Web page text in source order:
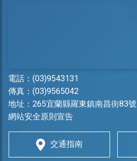
電話： (03)9543131
傳真：(03)9565042
地址： 265宜蘭縣羅東鎮南昌街83號
網站安全原則宣告
交通指南